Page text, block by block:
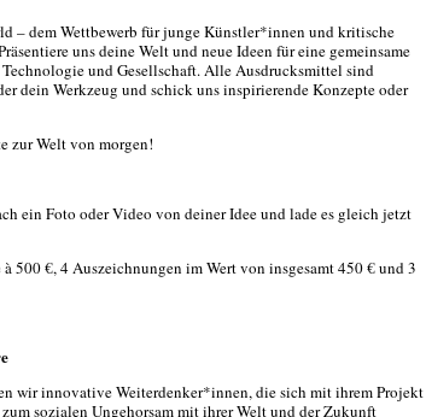
– dem Wettbewerb für junge Künstler*innen und kritische
uns deine Welt und neue Ideen für eine gemeinsame
und Gesellschaft. Alle Ausdrucksmittel sind
dein Werkzeug und schick uns inspirierende Konzepte oder
zur Welt von morgen!
ein Foto oder Video von deiner Idee und lade es gleich jetzt
500 €, 4 Auszeichnungen im Wert von insgesamt 450 € und 3
wir innovative Weiterdenker*innen, die sich mit ihrem Projekt
sozialen Ungehorsam mit ihrer Welt und der Zukunft